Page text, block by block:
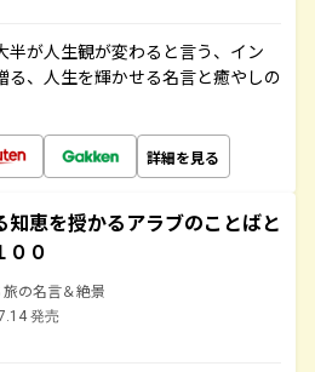
半が人生観が変わると言う、イン
る、人生を輝かせる名言と癒やしの
詳細を見る
知恵を授かるアラブのことばと
００
旅の名言＆絶景
発売